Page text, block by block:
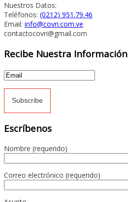
Nuestros Datos:
Teléfonos: (0212) 951.79.46
Email: info@covri.com.ve
contactocovri@gmail.com
Recibe Nuestra Información
Escríbenos
Nombre (requerido)
Correo electrónico (requerido)